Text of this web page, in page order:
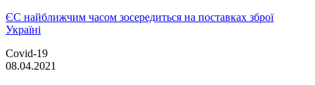
ЄС найближчим часом зосередиться на поставках зброї
Україні
Covid-19
08.04.2021